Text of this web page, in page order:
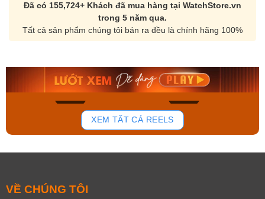
Đã có 155,724+ Khách đã mua hàng tại WatchStore.vn
trong 5 năm qua.
Tất cả sản phẩm chúng tôi bán ra đều là chính hãng 100%
150
Orient Nam RA-
Mua ngay
Casio Nam MTS-
Mua ngay
XEM TẤT CẢ REELS
VỀ CHÚNG TÔI